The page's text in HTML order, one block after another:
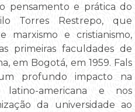
pensamento e prática do
Torres Restrepo, que
marxismo e cristianismo,
primeiras faculdades de
em Bogotá, em 1959. Fals
profundo impacto na
latino-americana e nos
da universidade ao